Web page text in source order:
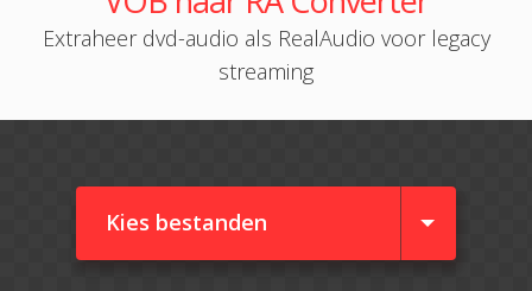
Extraheer dvd-audio als RealAudio voor legacy
streaming
Kies bestanden